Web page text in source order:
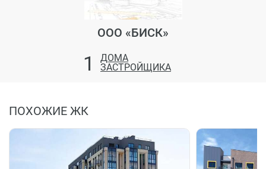
ООО «БИСК»
1
ДОМА
ЗАСТРОЙЩИКА
ПОХОЖИЕ ЖК